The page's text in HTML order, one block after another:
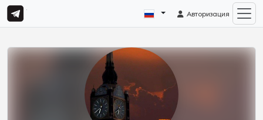
Авторизация